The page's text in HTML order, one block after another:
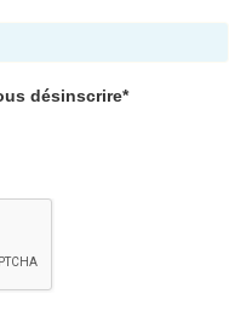
désinscrire*